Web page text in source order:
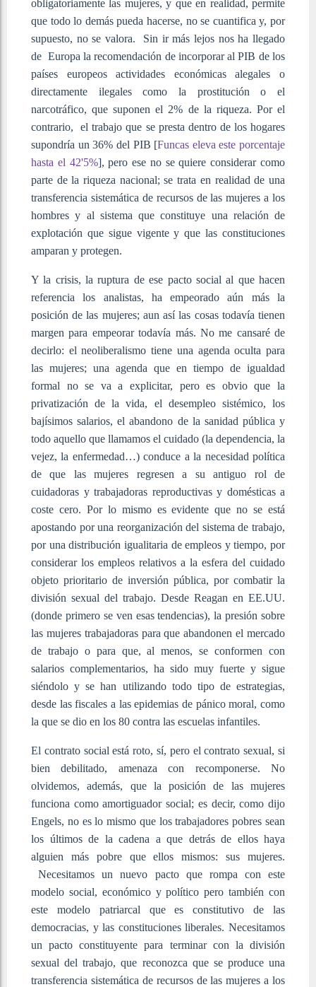
obligatoriamente las mujeres, y que en realidad, permite
que todo lo demás pueda hacerse, no se cuantifica y, por
supuesto, no se valora. Sin ir más lejos nos ha llegado
de Europa la recomendación de incorporar al PIB de los
países europeos actividades económicas alegales o
directamente ilegales como la prostitución o el
narcotráfico, que suponen el 2% de la riqueza. Por el
contrario, el trabajo que se presta dentro de los hogares
supondría un 36% del PIB [Funcas eleva este porcentaje
hasta el 42'5%], pero ese no se quiere considerar como
parte de la riqueza nacional; se trata en realidad de una
transferencia sistemática de recursos de las mujeres a los
hombres y al sistema que constituye una relación de
explotación que sigue vigente y que las constituciones
amparan y protegen.
Y la crisis, la ruptura de ese pacto social al que hacen
referencia los analistas, ha empeorado aún más la
posición de las mujeres; aun así las cosas todavía tienen
margen para empeorar todavía más. No me cansaré de
decirlo: el neoliberalismo tiene una agenda oculta para
las mujeres; una agenda que en tiempo de igualdad
formal no se va a explicitar, pero es obvio que la
privatización de la vida, el desempleo sistémico, los
bajísimos salarios, el abandono de la sanidad pública y
todo aquello que llamamos el cuidado (la dependencia, la
vejez, la enfermedad…) conduce a la necesidad política
de que las mujeres regresen a su antiguo rol de
cuidadoras y trabajadoras reproductivas y domésticas a
coste cero. Por lo mismo es evidente que no se está
apostando por una reorganización del sistema de trabajo,
por una distribución igualitaria de empleos y tiempo, por
considerar los empleos relativos a la esfera del cuidado
objeto prioritario de inversión pública, por combatir la
división sexual del trabajo. Desde Reagan en EE.UU.
(donde primero se ven esas tendencias), la presión sobre
las mujeres trabajadoras para que abandonen el mercado
de trabajo o para que, al menos, se conformen con
salarios complementarios, ha sido muy fuerte y sigue
siéndolo y se han utilizando todo tipo de estrategias,
desde las fiscales a las epidemias de pánico moral, como
la que se dio en los 80 contra las escuelas infantiles.
El contrato social está roto, sí, pero el contrato sexual, si
bien debilitado, amenaza con recomponerse. No
olvidemos, además, que la posición de las mujeres
funciona como amortiguador social; es decir, como dijo
Engels, no es lo mismo que los trabajadores pobres sean
los últimos de la cadena a que detrás de ellos haya
alguien más pobre que ellos mismos: sus mujeres.
Necesitamos un nuevo pacto que rompa con este
modelo social, económico y político pero también con
este modelo patriarcal que es constitutivo de las
democracias, y las constituciones liberales. Necesitamos
un pacto constituyente para terminar con la división
sexual del trabajo, que reconozca que se produce una
transferencia sistemática de recursos de las mujeres a los